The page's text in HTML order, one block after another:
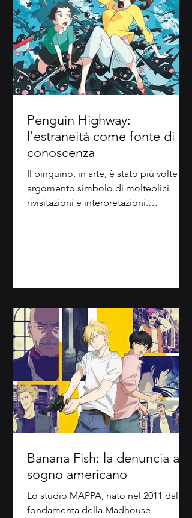
Penguin Highway:
l'estraneità come fonte di
conoscenza
Il pinguino, in arte, è stato più volte
argomento simbolo di molteplici
rivisitazioni e interpretazioni.
Banana Fish: la denuncia al
sogno americano
Lo studio MAPPA, nato nel 2011 dalle
fondamenta della Madhouse